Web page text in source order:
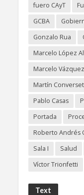
fuero CAyT
GCBA
Gonzalo Rua
Marcelo López
Marcelo Vázquez
Martín Converset
Pablo Casas
Portada
Roberto Andrés
Sala I
Salud
Víctor Trionfetti
Text